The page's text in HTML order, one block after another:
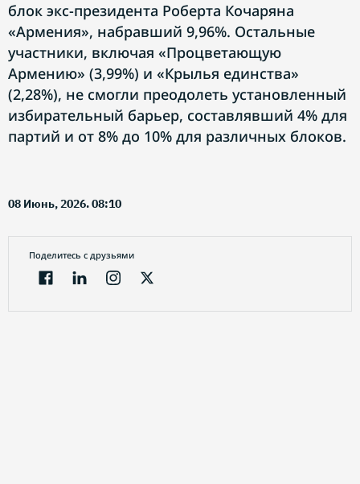
блок экс-президента Роберта Кочаряна
«Армения», набравший 9,96%. Остальные
участники, включая «Процветающую
Армению» (3,99%) и «Крылья единства»
(2,28%), не смогли преодолеть установленный
избирательный барьер, составлявший 4% для
партий и от 8% до 10% для различных блоков.
08 Июнь, 2026. 08:10
Поделитесь с друзьями